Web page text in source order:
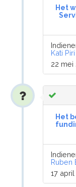
Het
Kati Piri
22 mei
Het
Ruben
17